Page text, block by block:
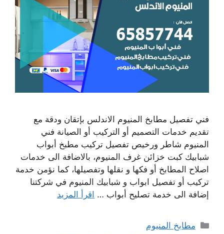
فني تفصيل مطابخ المنيوم الاندلس بإتقان ودقة مع
تقديم خدمات التصميم أو التركيب أو الصيانة فني
المنيوم شاطر ورخيص تفصيل تركيب مطبخ أبواب
شبابيك كبت خزائن غرف المنيوم، بالاضافة الى خدمات
اصلاح المطابخ أو فكها و نقلها وتفصيلها، كما نؤمن خدمة
تركيب أو تفصيل ابواب و شبابيك المنيوم في شركتنا
إضافة الى خدمة تصليح أبواب … اقرأ المزيد
التصنيفات
مطابخ المنيوم